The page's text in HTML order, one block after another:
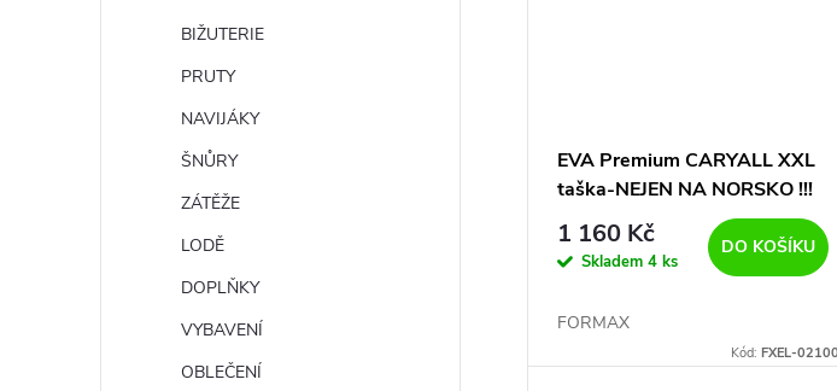
BIŽUTERIE
PRUTY
NAVIJÁKY
ŠNŮRY
ZÁTĚŽE
LODĚ
DOPLŇKY
VYBAVENÍ
OBLEČENÍ
EVA Premium CARYALL XXL
taška-NEJEN NA NORSKO !!!
1 160 Kč
Skladem 4 ks
DO KOŠÍKU
FORMAX
Kód:FXEL-